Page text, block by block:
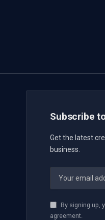
Subscribe
Get the latest
business.
By signing up,
agreement.